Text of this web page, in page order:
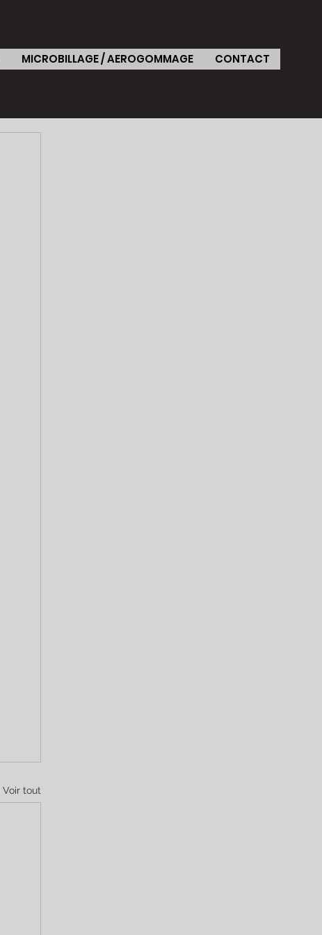
MICROBILLAGE / AEROGOMMAGE CONTACT
Voir tout